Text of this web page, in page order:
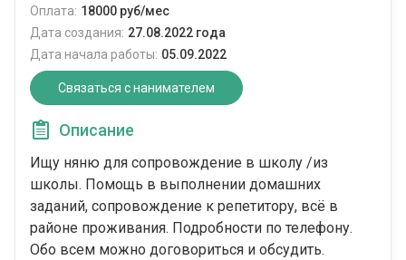
Оплата: 18000 руб/мес
Дата создания: 27.08.2022 года
Дата начала работы: 05.09.2022
Связаться с нанимателем
Описание
Ищу няню для сопровождение в школу /из
школы. Помощь в выполнении домашних
заданий, сопровождение к репетитору, всё в
районе проживания. Подробности по телефону.
Обо всем можно договориться и обсудить.